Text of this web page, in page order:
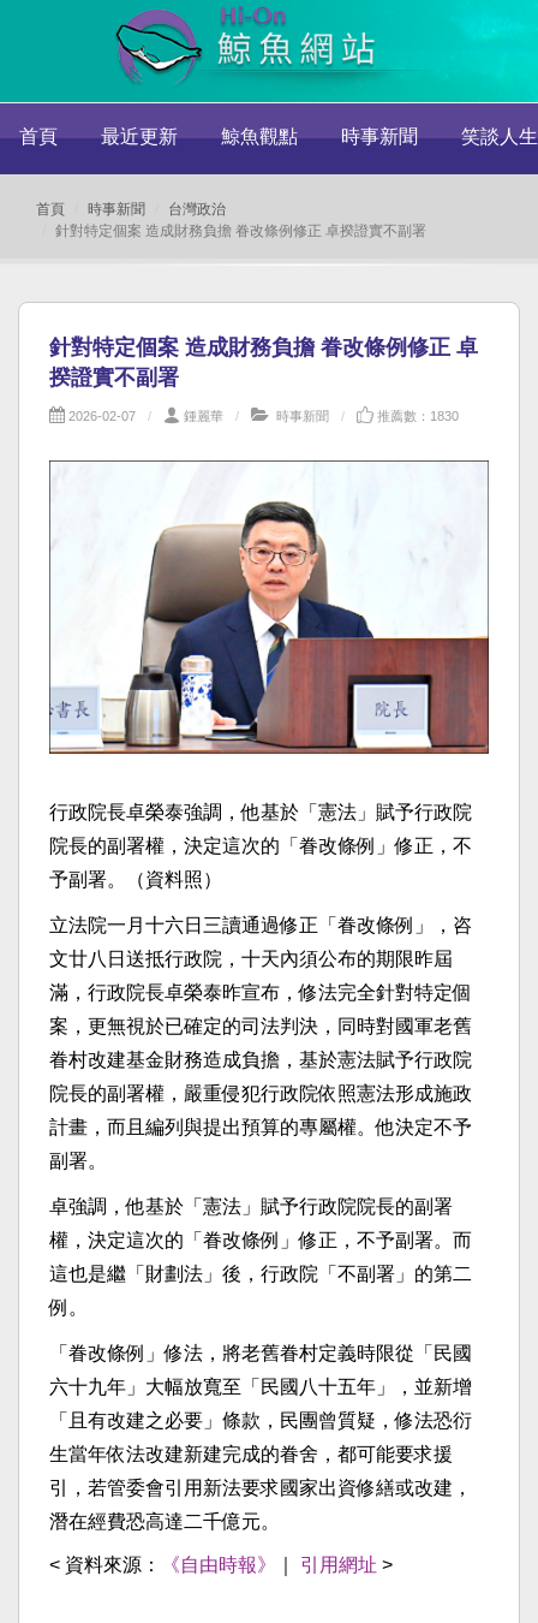
首頁 最近更新 鯨魚觀點 時事新聞 笑談人生
首頁 時事新聞
台灣政治
針對特定個案 造成財務負擔 眷改條例修正 卓揆證實不副署
針對特定個案 造成財務負擔 眷改條例修正 卓
揆證實不副署
2026-02-07 鍾麗華 時事新聞 推薦數：1830
行政院長卓榮泰強調，他基於「憲法」賦予行政院
院長的副署權，決定這次的「眷改條例」修正，不
予副署。（資料照）
立法院一月十六日三讀通過修正「眷改條例」，咨
文廿八日送抵行政院，十天內須公布的期限昨屆
滿，行政院長卓榮泰昨宣布，修法完全針對特定個
案，更無視於已確定的司法判決，同時對國軍老舊
眷村改建基金財務造成負擔，基於憲法賦予行政院
院長的副署權，嚴重侵犯行政院依照憲法形成施政
計畫，而且編列與提出預算的專屬權。他決定不予
副署。
卓強調，他基於「憲法」賦予行政院院長的副署
權，決定這次的「眷改條例」修正，不予副署。而
這也是繼「財劃法」後，行政院「不副署」的第二
例。
「眷改條例」修法，將老舊眷村定義時限從「民國
六十九年」大幅放寬至「民國八十五年」，並新增
「且有改建之必要」條款，民團曾質疑，修法恐衍
生當年依法改建新建完成的眷舍，都可能要求援
引，若管委會引用新法要求國家出資修繕或改建，
潛在經費恐高達二千億元。
< 資料來源： 《自由時報》 引用網址 >